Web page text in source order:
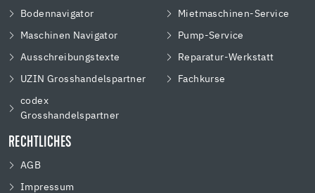
Bodennavigator
Maschinen Navigator
Ausschreibungstexte
UZIN Grosshandelspartner
codex
Grosshandelspartner
Mietmaschinen-Service
Pump-Service
Reparatur-Werkstatt
Fachkurse
RECHTLICHES
AGB
Impressum